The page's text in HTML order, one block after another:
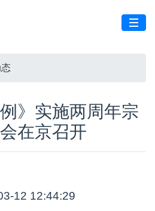
》实施两周年宗
在京召开
12 12:44:29